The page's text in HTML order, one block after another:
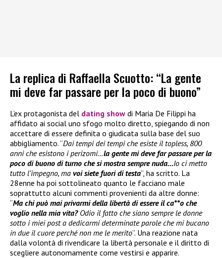
La replica di Raffaella Scuotto: “La gente
mi deve far passare per la poco di buono”
L’ex protagonista del dating show di Maria De Filippi ha
affidato ai social uno sfogo molto diretto, spiegando di non
accettare di essere definita o giudicata sulla base del suo
abbigliamento. “Dai tempi dei tempi che esiste il topless, 800
anni che esistono i perizomi…la gente mi deve far passare per la
poco di buono di turno che si mostra sempre nuda…Io ci metto
tutto l’impegno, ma voi siete fuori di testa”, ha scritto. La
28enne ha poi sottolineato quanto le facciano male
soprattutto alcuni commenti provenienti da altre donne:
“Ma chi può mai privarmi della libertà di essere il ca**o che
voglio nella mia vita? Odio il fatto che siano sempre le donne
sotto i miei post a dedicarmi determinate parole che mi bucano
in due il cuore perché non me le merito”. Una reazione nata
dalla volontà di rivendicare la libertà personale e il diritto di
scegliere autonomamente come vestirsi e apparire.